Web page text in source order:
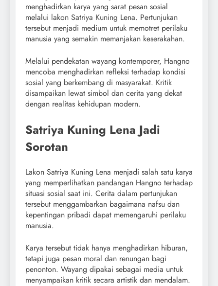
menghadirkan karya yang sarat pesan sosial
melalui lakon Satriya Kuning Lena. Pertunjukan
tersebut menjadi medium untuk memotret perilaku
manusia yang semakin memanjakan keserakahan.
Melalui pendekatan wayang kontemporer, Hangno
mencoba menghadirkan refleksi terhadap kondisi
sosial yang berkembang di masyarakat. Kritik
disampaikan lewat simbol dan cerita yang dekat
dengan realitas kehidupan modern.
Satriya Kuning Lena Jadi
Sorotan
Lakon Satriya Kuning Lena menjadi salah satu karya
yang memperlihatkan pandangan Hangno terhadap
situasi sosial saat ini. Cerita dalam pertunjukan
tersebut menggambarkan bagaimana nafsu dan
kepentingan pribadi dapat memengaruhi perilaku
manusia.
Karya tersebut tidak hanya menghadirkan hiburan,
tetapi juga pesan moral dan renungan bagi
penonton. Wayang dipakai sebagai media untuk
menyampaikan kritik secara artistik dan mendalam.